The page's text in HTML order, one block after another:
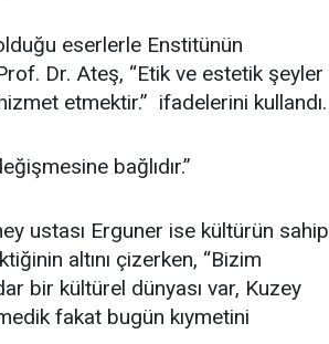
eserlerle Enstitünün
Dr. Ateş, “Etik ve estetik şeyler
etmektir.” ifadelerini kullandı.
bağlıdır.”
ustası Erguner ise kültürün sahip
altını çizerken, “Bizim
bir kültürel dünyası var, Kuzey
fakat bugün kıymetini